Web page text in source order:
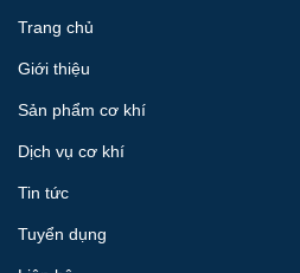
Trang chủ
Giới thiệu
Sản phẩm cơ khí
Dịch vụ cơ khí
Tin tức
Tuyển dụng